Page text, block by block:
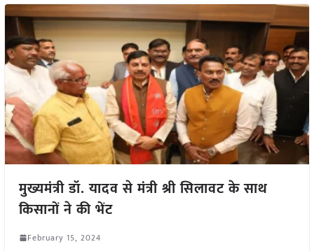
मुख्यमंत्री डॉ. यादव से मंत्री श्री सिलावट के साथ
किसानों ने की भेंट
February 15, 2024